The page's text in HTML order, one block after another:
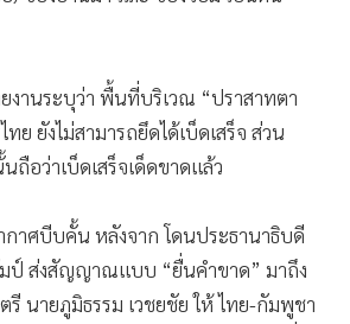
งานระบุว่า พื้นที่บริเวณ “ปราสาทตา
ย ยังไม่สามารถยึดได้เบ็ดเสร็จ ส่วน
ถือว่าเบ็ดเสร็จเด็ดขาดแล้ว
กาศบีบคั้น หลังจาก โดนประธานาธิบดี
ป์ ส่งสัญญาณแบบ “ยื่นคำขาด” มาถึง
นายภูมิธรรม เวชยชัย ให้ ไทย-กัมพูชา